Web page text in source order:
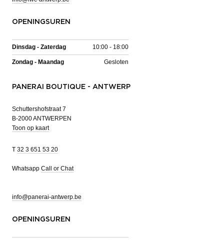
OPENINGSUREN
Dinsdag - Zaterdag 10:00 - 18:00
Zondag - Maandag Gesloten
PANERAI BOUTIQUE - ANTWERP
Schuttershofstraat 7
B-2000 ANTWERPEN
Toon op kaart
T 32 3 651 53 20
Whatsapp Call or Chat
info@panerai-antwerp.be
OPENINGSUREN